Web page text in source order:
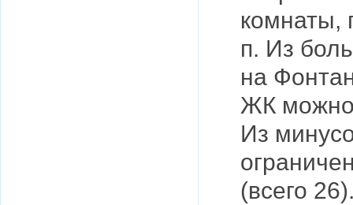
комнаты,
п. Из
на
ЖК можно
Из
(всего